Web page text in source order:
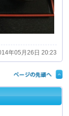
は国産の物
き上げて
ぎと合っ
言えます。